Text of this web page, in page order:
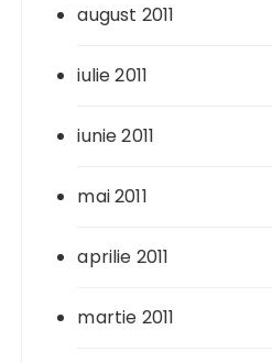
august 2011
iulie 2011
iunie 2011
mai 2011
aprilie 2011
martie 2011